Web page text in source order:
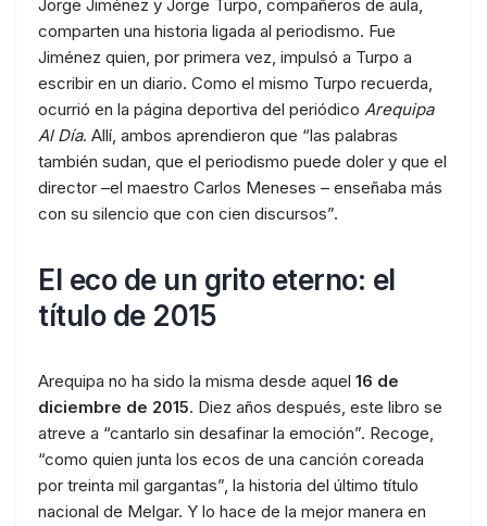
Jorge Jiménez y Jorge Turpo, compañeros de aula,
comparten una historia ligada al periodismo. Fue
Jiménez quien, por primera vez, impulsó a Turpo a
escribir en un diario. Como el mismo Turpo recuerda,
ocurrió en la página deportiva del periódico Arequipa
Al Día. Allí, ambos aprendieron que “las palabras
también sudan, que el periodismo puede doler y que el
director –el maestro Carlos Meneses – enseñaba más
con su silencio que con cien discursos”.
El eco de un grito eterno: el
título de 2015
Arequipa no ha sido la misma desde aquel 16 de
diciembre de 2015. Diez años después, este libro se
atreve a “cantarlo sin desafinar la emoción”. Recoge,
“como quien junta los ecos de una canción coreada
por treinta mil gargantas”, la historia del último título
nacional de Melgar. Y lo hace de la mejor manera en